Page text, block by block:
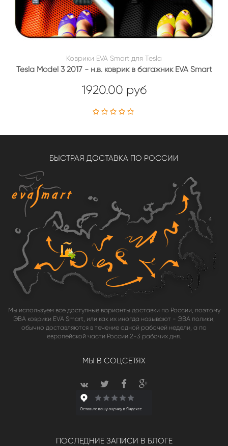
Коврики EVA Smart для Tesla
Tesla Model 3 2017 - н.в. коврик в багажник EVA Smart
1920.00 руб
БЫСТРАЯ ДОСТАВКА ПО РОССИИ
Мы используем все доступные варианты доставки по России, поэтому
ЭВА коврики EVA Smart, или как их иногда называют - ЭВА полики,
обычно доставляются в течение одной рабочей недели, а по
европейской части России 2-3 рабочих дня.
МЫ В СОЦСЕТЯХ
ПОСЛЕДНИЕ ЗАПИСИ В БЛОГЕ